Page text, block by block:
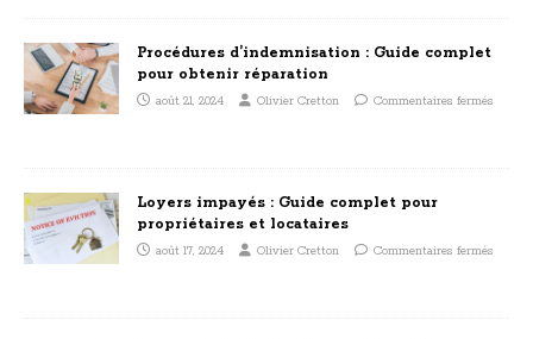
Procédures d’indemnisation : Guide complet
pour obtenir réparation
août 21, 2024 Olivier Cretton Commentaires fermés
Loyers impayés : Guide complet pour
propriétaires et locataires
août 17, 2024 Olivier Cretton Commentaires fermés